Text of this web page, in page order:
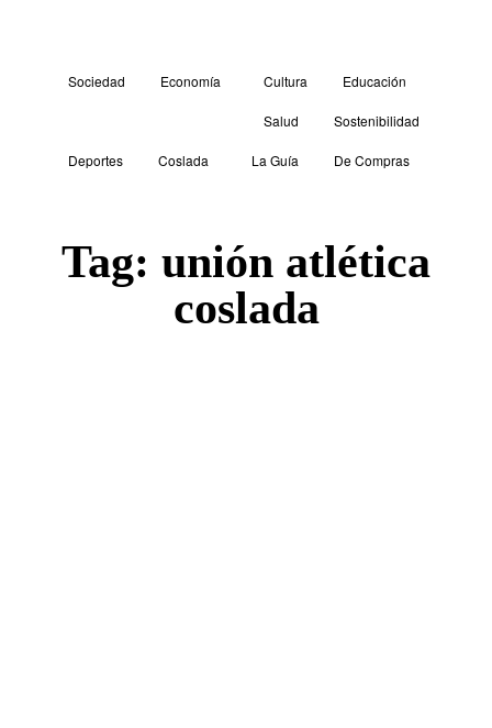
Sociedad Economía Cultura Educación
Salud Sostenibilidad
Deportes Coslada La Guía De Compras
Tag: unión atlética
coslada